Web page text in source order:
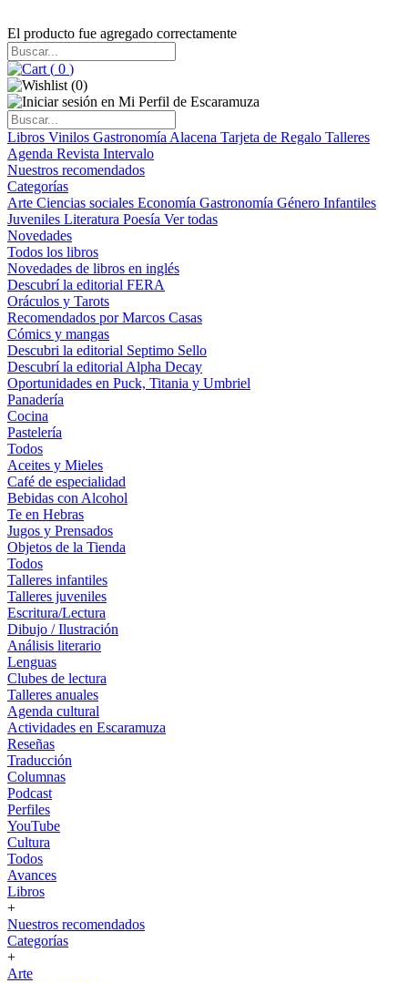
El producto fue agregado correctamente
( 0 )
(0)
Libros Vinilos Gastronomía Alacena Tarjeta de Regalo Talleres
Agenda Revista Intervalo
Nuestros recomendados
Categorías
Arte Ciencias sociales Economía Gastronomía Género Infantiles
Juveniles Literatura Poesía Ver todas
Novedades
Todos los libros
Novedades de libros en inglés
Descubrí la editorial FERA
Oráculos y Tarots
Recomendados por Marcos Casas
Cómics y mangas
Descubri la editorial Septimo Sello
Descubrí la editorial Alpha Decay
Oportunidades en Puck, Titania y Umbriel
Panadería
Cocina
Pastelería
Todos
Aceites y Mieles
Café de especialidad
Bebidas con Alcohol
Te en Hebras
Jugos y Prensados
Objetos de la Tienda
Todos
Talleres infantiles
Talleres juveniles
Escritura/Lectura
Dibujo / Ilustración
Análisis literario
Lenguas
Clubes de lectura
Talleres anuales
Agenda cultural
Actividades en Escaramuza
Reseñas
Traducción
Columnas
Podcast
Perfiles
YouTube
Cultura
Todos
Avances
Libros
+
Nuestros recomendados
Categorías
+
Arte